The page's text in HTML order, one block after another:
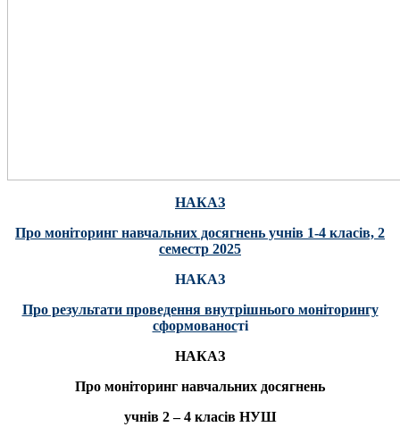
НАКАЗ
Про моніторинг навчальних досягнень учнів 1-4 класів, 2
семестр 2025
НАКАЗ
Про результати проведення внутрішнього моніторингу
сформованості
НАКАЗ
Про моніторинг навчальних досягнень
учнів 2 – 4 класів НУШ